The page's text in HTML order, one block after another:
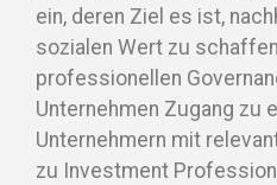
ein, deren Ziel es ist,
sozialen Wert zu
professionellen
Unternehmen Zugang zu
Unternehmern mit
zu Investment